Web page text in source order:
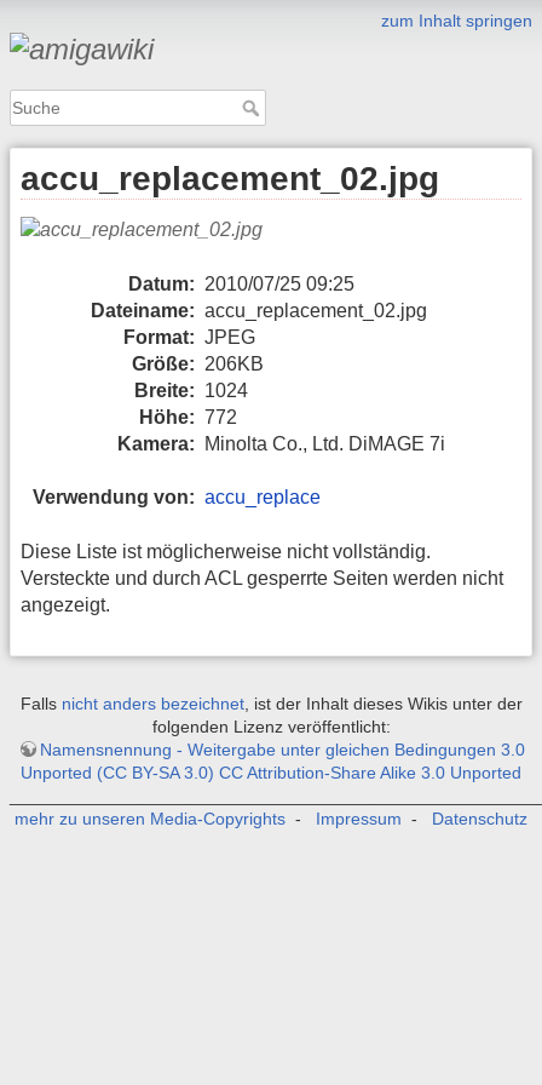
zum Inhalt springen
accu_replacement_02.jpg
Datum: 2010/07/25 09:25
Dateiname: accu_replacement_02.jpg
Format: JPEG
Größe: 206KB
Breite: 1024
Höhe: 772
Kamera:
Minolta Co., Ltd. DiMAGE 7i
Verwendung von: accu_replace
Diese Liste ist möglicherweise nicht vollständig.
Versteckte und durch ACL gesperrte Seiten werden nicht
angezeigt.
Falls nicht anders bezeichnet, ist der Inhalt dieses Wikis unter der
folgenden Lizenz veröffentlicht:
Namensnennung - Weitergabe unter gleichen Bedingungen 3.0
Unported (CC BY-SA 3.0) CC Attribution-Share Alike 3.0 Unported
mehr zu unseren Media-Copyrights - Impressum - Datenschutz